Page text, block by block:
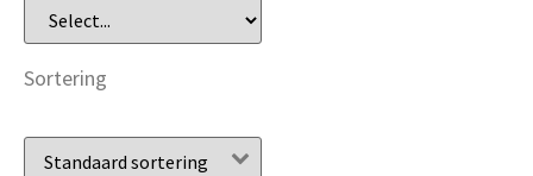
Sortering